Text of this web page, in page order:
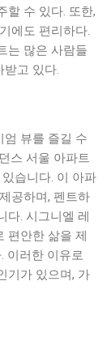
할 수 있다. 또한,
에도 편리하다.
는 많은 사람들
받고 있다.
뷰를 즐길 수
스 서울 아파트
습니다. 이 아파
공하며, 펜트하
다. 시그니엘 레
편안한 삶을 제
이러한 이유로
기가 있으며, 가